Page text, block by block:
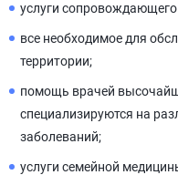
услуги
все необходимое для
территории;
помощь врачей
специализируются на
заболеваний;
услуги семейной